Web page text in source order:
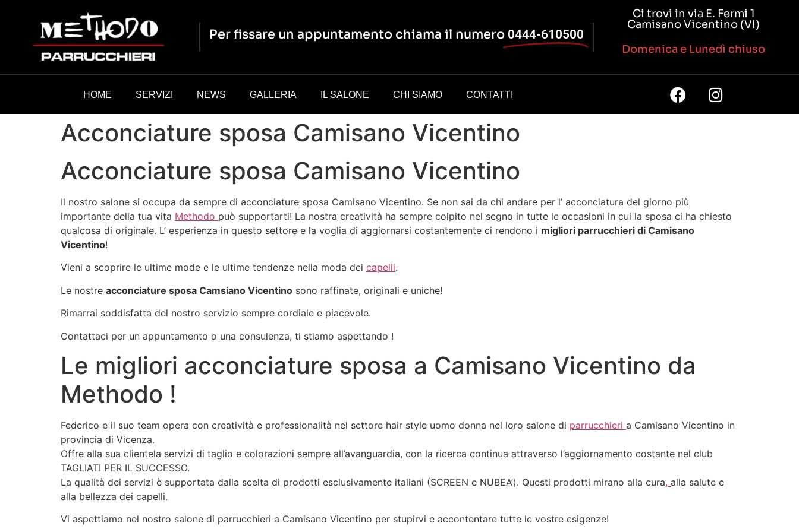
Per fissare un appuntamento chiama il numero 0444-610500
Ci trovi in via E. Fermi 1
Camisano Vicentino (VI)
Domenica e Lunedì chiuso
HOME SERVIZI NEWS GALLERIA IL SALONE CHI SIAMO CONTATTI
Acconciature sposa Camisano Vicentino
Acconciature sposa Camisano Vicentino
Il nostro salone si occupa da sempre di acconciature sposa Camisano Vicentino. Se non sai da chi andare per l’ acconciatura del giorno più
importante della tua vita Methodo può supportarti! La nostra creatività ha sempre colpito nel segno in tutte le occasioni in cui la sposa ci ha chiesto
qualcosa di originale. L’ esperienza in questo settore e la voglia di aggiornarsi costantemente ci rendono i migliori parrucchieri di Camisano
Vicentino!
Vieni a scoprire le ultime mode e le ultime tendenze nella moda dei capelli.
Le nostre acconciature sposa Camsiano Vicentino sono raffinate, originali e uniche!
Rimarrai soddisfatta del nostro servizio sempre cordiale e piacevole.
Contattaci per un appuntamento o una consulenza, ti stiamo aspettando !
Le migliori acconciature sposa a Camisano Vicentino da
Methodo !
Federico e il suo team opera con creatività e professionalità nel settore hair style uomo donna nel loro salone di parrucchieri a Camisano Vicentino in
provincia di Vicenza.
Offre alla sua clientela servizi di taglio e colorazioni sempre all’avanguardia, con la ricerca continua attraverso l’aggiornamento costante nel club
TAGLIATI PER IL SUCCESSO.
La qualità dei servizi è supportata dalla scelta di prodotti esclusivamente italiani (SCREEN e NUBEA’). Questi prodotti mirano alla cura, alla salute e
alla bellezza dei capelli.
Vi aspettiamo nel nostro salone di parrucchieri a Camisano Vicentino per stupirvi e accontentare tutte le vostre esigenze!